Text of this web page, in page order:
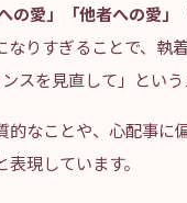
への愛」「他者への愛
りすぎることで、執
スを見直して」という
なことや、心配事に
現しています。